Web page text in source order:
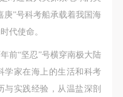
庚”号科考船承载着我国海
代使命。
前“坚忍”号横穿南极大陆
学家在海上的生活和科考
与实践经验，从温盐深剖
方友好协商后可作为
相关法律法规规定。
（盖章）、勾选之日
子档，纸质档—式二
方友好协商后可作为
相关法律法规规定。
（盖章）、勾选之日
子档，纸质档—式二
方友好协商后可作为
相关法律法规规定。
（盖章）、勾选之日
子档，纸质档—式二